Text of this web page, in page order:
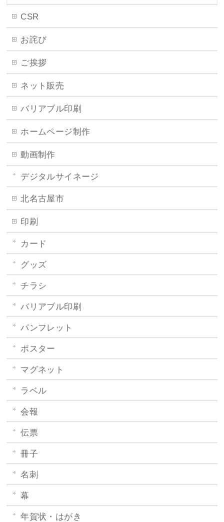
CSR
お詫び
ご挨拶
ネット販売
バリアブル印刷
ホームページ制作
動画制作
デジタルサイネージ
北名古屋市
印刷
カード
グッズ
チラシ
バリアブル印刷
パンフレット
ポスター
マグネット
ラベル
会報
伝票
冊子
名刺
幕
年賀状・はがき